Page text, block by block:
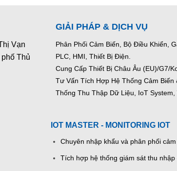
Vạn
Thủ
GIẢI PHÁP & DỊCH VỤ
Phân Phối Cảm Biến, Bộ Điều Khiển,
PLC, HMI, Thiết Bị Điện.
Cung Cấp Thiết Bị Châu Âu (EU)/G7/
Tư Vấn Tích Hợp Hệ Thống Cảm Biến
Thống Thu Thập Dữ Liệu, IoT System,
IOT MASTER - MONITORING IOT
Chuyên nhập khẩu và phân phối
Tích hợp hệ thống giám sát thu